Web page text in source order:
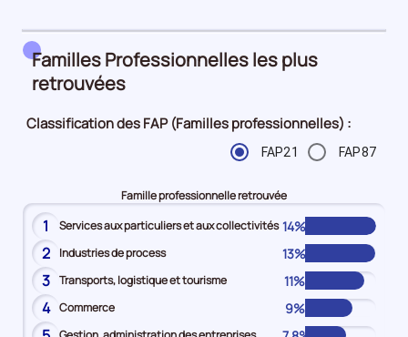
Familles Professionnelles les plus
retrouvées
Classification des FAP (Familles professionnelles) :
FAP21 FAP87
Famille professionnelle retrouvée
1 Services aux particuliers et aux collectivités 14%
2 Industries de process 13%
3 Transports, logistique et tourisme 11%
4 Commerce 9%